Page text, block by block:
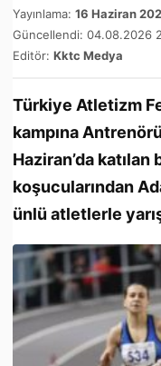
Yayınlama: 16 Haziran
Güncellendi: 04.08.2026
Editör: Kktc Medya
Türkiye Atletizm
kampına
Haziran’da katılan
koşucularından
ünlü atletlerle